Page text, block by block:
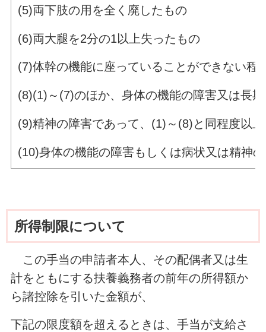
(5)両下肢の用を全く廃したもの
(6)両大腿を2分の1以上失ったもの
(7)体幹の機能に座っているこ
(8)(1)～(7)のほか、身体の機能の障害又は長
(9)精神の障害であって、(1)～(8)と同程度以
(10)身体の機能の障害もしくは病状又は精神
所得制限について
この手当の申請者本人、その配偶者又は生
計をともにする扶養義務者の前年の所得額か
ら諸控除を引いた金額が、
下記の限度額を超えるときは、手当が支給さ